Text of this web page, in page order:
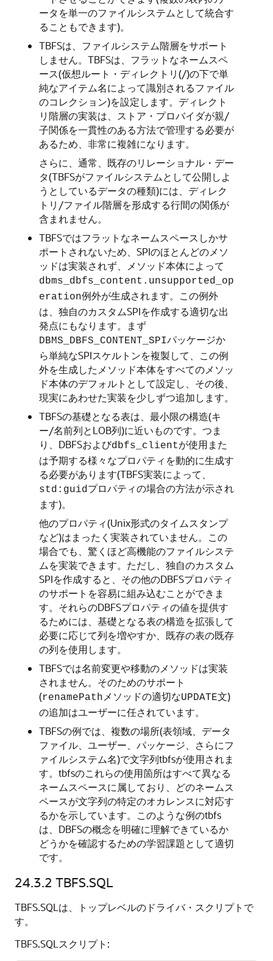
ータを単一のファイルシステムとして統合す
ることもできます)。
TBFSは、ファイルシステム階層をサポート
しません。TBFSは、フラットなネームスペ
ース(仮想ルート・ディレクトリ(/)の下で単
純なアイテム名によって識別されるファイル
のコレクション)を設定します。ディレクト
リ階層の実装は、ストア・プロバイダが親/
子関係を一貫性のある方法で管理する必要が
あるため、非常に複雑になります。
さらに、通常、既存のリレーショナル・デー
タ(TBFSがファイルシステムとして公開しよ
うとしているデータの種類)には、ディレク
トリ/ファイル階層を形成する行間の関係が
含まれません。
TBFSではフラットなネームスペースしかサ
ポートされないため、SPIのほとんどのメソ
ッドは実装されず、メソッド本体によって
dbms_dbfs_content.unsupported_op
eration例外が生成されます。この例外
は、独自のカスタムSPIを作成する適切な出
発点にもなります。まず
DBMS_DBFS_CONTENT_SPIパッケージか
ら単純なSPIスケルトンを複製して、この例
外を生成したメソッド本体をすべてのメソッ
ド本体のデフォルトとして設定し、その後、
現実にあわせた実装を少しずつ追加します。
TBFSの基礎となる表は、最小限の構造(キ
ー/名前列とLOB列)に近いものです。つま
り、DBFSおよびdbfs_clientが使用また
は予期する様々なプロパティを動的に生成す
る必要があります(TBFS実装によって、
std:guidプロパティの場合の方法が示され
ます)。
他のプロパティ(Unix形式のタイムスタンプ
など)はまったく実装されていません。この
場合でも、驚くほど高機能のファイルシステ
ムを実装できます。ただし、独自のカスタム
SPIを作成すると、その他のDBFSプロパティ
のサポートを容易に組み込むことができま
す。それらのDBFSプロパティの値を提供す
るためには、基礎となる表の構造を拡張して
必要に応じて列を増やすか、既存の表の既存
の列を使用します。
TBFSでは名前変更や移動のメソッドは実装
されません。そのためのサポート
(renamePath メソッドの適切なUPDATE文)
の追加はユーザーに任されています。
TBFSの例では、複数の場所(表領域、データ
ファイル、ユーザー、パッケージ、さらにフ
ァイルシステム名)で文字列tbfsが使用されま
す。tbfsのこれらの使用箇所はすべて異なる
ネームスペースに属しており、どのネームス
ペースが文字列の特定のオカレンスに対応す
るかを示しています。このような例のtbfs
は、DBFSの概念を明確に理解できているか
どうかを確認するための学習課題として適切
です。
24.3.2 TBFS.SQL
TBFS.SQLは、トップレベルのドライバ・スクリプトで
す。
TBFS.SQLスクリプト: